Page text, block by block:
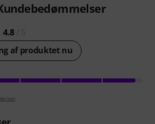
4.8
af produktet nu